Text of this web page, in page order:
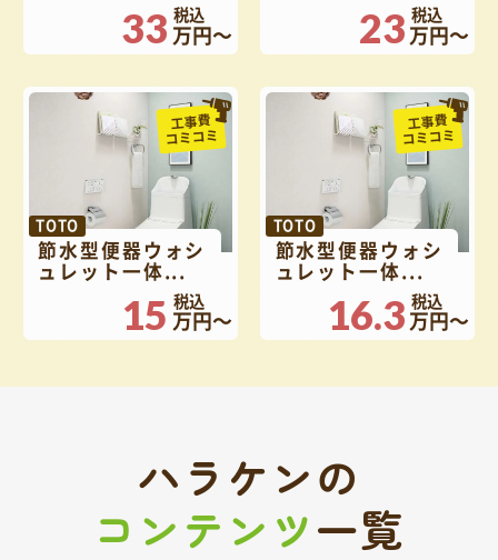
33 万円～ 23万円～
TOTO
節水型便器ウォシ
ュレット一体...
工事費
コミコミ
15 万円～
TOTO
節水型便器ウォシ
ュレット一体...
工事費
コミコミ
16.3万円～
ハラケンの
コンテンツ一覧